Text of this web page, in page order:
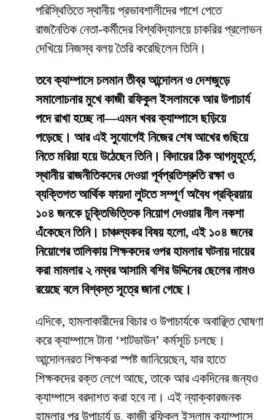
পরিস্থিতিতে স্থানীয় প্রভাবশালীদের পাশে পেতে
রাজনৈতিক নেতা-কর্মীদের বিশ্ববিদ্যালয়ে চাকরির প্রলোভন
দেখিয়ে নিজস্ব বলয় তৈরি করেছিলেন তিনি।
তবে ক্যাম্পাসে চলমান তীব্র আন্দোলন ও দেশজুড়ে
সমালোচনার মুখে কাজী রফিকুল ইসলামকে আর উপাচার্য
পদে রাখা হচ্ছে না—এমন খবর ক্যাম্পাসে ছড়িয়ে
পড়েছে। আর এই সুযোগেই নিজের শেষ আখের গুছিয়ে
নিতে মরিয়া হয়ে উঠেছেন তিনি। বিদায়ের ঠিক আগমুহূর্তে,
স্থানীয় রাজনীতিকদের দেওয়া পূর্বপ্রতিশ্রুতি রক্ষা ও
ব্যক্তিগত আর্থিক ফায়দা লুটতে সম্পূর্ণ অবৈধ প্রক্রিয়ায়
১০৪ জনকে চুক্তিভিত্তিক নিয়োগ দেওয়ার নীল নকশা
এঁকেছেন তিনি। চাঞ্চল্যকর বিষয় হলো, এই ১০৪ জনের
নিয়োগের তালিকায় শিক্ষকদের ওপর হামলার ঘটনায় দায়ের
করা মামলার ২ নম্বর আসামি বশির উদ্দিনের ছেলের নামও
রয়েছে বলে বিশ্বস্ত সূত্রে জানা গেছে।
​এদিকে, হামলাকারীদের বিচার ও উপাচার্যকে অবাঞ্ছিত ঘোষণা
করে ক্যাম্পাসে টানা ‘শাটডাউন’ কর্মসূচি চলছে।
আন্দোলনরত শিক্ষকরা স্পষ্ট জানিয়েছেন, যার হাতে
শিক্ষকদের রক্ত লেগে আছে, তাকে আর একদিনের জন্যও
ক্যাম্পাসে বরদাশত করা হবে না। এই ন্যাক্কারজনক
হামলার পর উপাচার্য ড. কাজী রফিকুল ইসলাম ক্যাম্পাসে